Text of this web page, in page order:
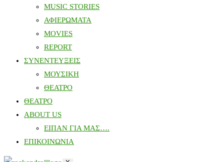
MUSIC STORIES
ΑΦΙΕΡΩΜΑΤΑ
MOVIES
REPORT
ΣΥΝΕΝΤΕΥΞΕΙΣ
ΜΟΥΣΙΚΗ
ΘΕΑΤΡΟ
ΘΕΑΤΡΟ
ABOUT US
ΕΙΠΑΝ ΓΙΑ ΜΑΣ….
ΕΠΙΚΟΙΝΩΝΙΑ